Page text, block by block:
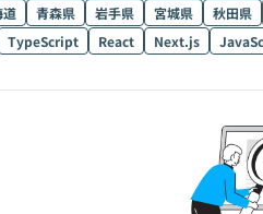
道 青森県 岩手県 宮城県 秋田県
TypeScript React Next.js